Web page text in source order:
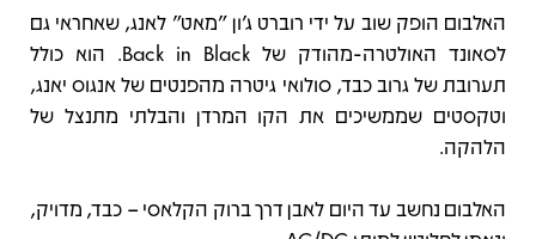
האלבום הופק שוב על ידי רוברט ג'ון "מאט" לאנג, שאחראי גם
לסאונד האולטרה-מהודק של Back in Black. הוא כולל
תערובת של גרוב כבד, סולואי גיטרה מהפנטים של אנגוס יאנג,
וטקסטים שממשיכים את הקו המרדן והבלתי מתנצל של
הלהקה.
האלבום נחשב עד היום לאבן דרך ברוק הקלאסי – כבד, מדויק,